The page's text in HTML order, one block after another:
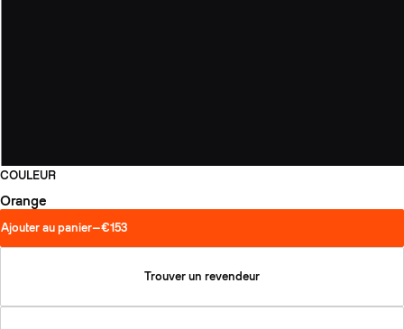
COULEUR
Orange
Ajouter au panier—€153
Trouver un revendeur